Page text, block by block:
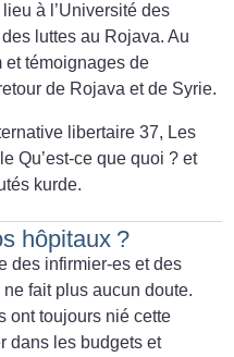
à l’Université des
luttes au Rojava. Au
et témoignages de
de Rojava et de Syrie.
libertaire 37, Les
Qu’est-ce que quoi ? et
kurde.
hôpitaux ?
des infirmier-es et des
fait plus aucun doute.
ont toujours nié cette
dans les budgets et